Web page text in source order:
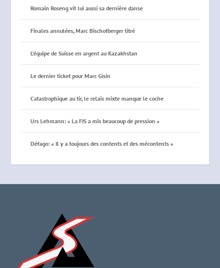
Romain Roseng vit lui aussi sa dernière danse
Finales annulées, Marc Bischofberger titré
L’équipe de Suisse en argent au Kazakhstan
Le dernier ticket pour Marc Gisin
Catastrophique au tir, le relais mixte manque le coche
Urs Lehmann: « La FIS a mis beaucoup de pression »
Défago: « Il y a toujours des contents et des mécontents »